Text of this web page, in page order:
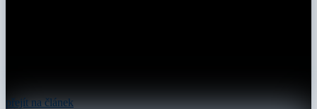
přejít na článek